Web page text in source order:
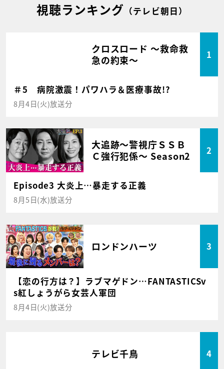
視聴ランキング （テレビ朝日）
クロスロード ～救命救
急の約束～
1
＃5 病院激震！パワハラ＆医療事故!?
8月4日(火)放送分
大追跡～警視庁ＳＳＢ
Ｃ強行犯係～ Season2
2
Episode3 大炎上…暴走する正義
8月5日(水)放送分
ロンドンハーツ 3
【恋の行方は？】ラブマゲドン…FANTASTICSv
s紅しょうがら女芸人軍団
8月4日(火)放送分
テレビ千鳥 4